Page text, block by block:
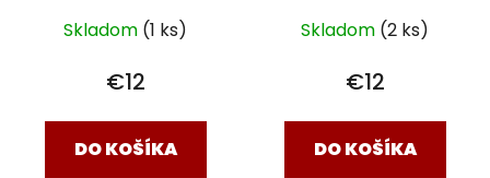
Skladom (1 ks)
€12
DO KOŠÍKA
Skladom (2 ks)
€12
DO KOŠÍKA